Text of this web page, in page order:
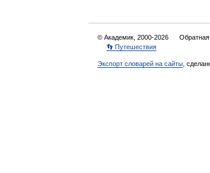
© Академик, 2000-2026 Обратная
👣 Путешествия
Экспорт словарей на сайты ,